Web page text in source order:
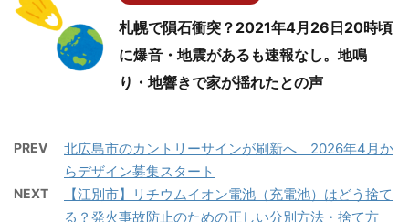
札幌で隕石衝突？2021年4月26日20時頃
に爆音・地震があるも速報なし。地鳴
り・地響きで家が揺れたとの声
PREV
北広島市のカントリーサインが刷新へ 2026年4月か
らデザイン募集スタート
NEXT
【江別市】リチウムイオン電池（充電池）はどう捨て
る？発火事故防止のための正しい分別方法・捨て方